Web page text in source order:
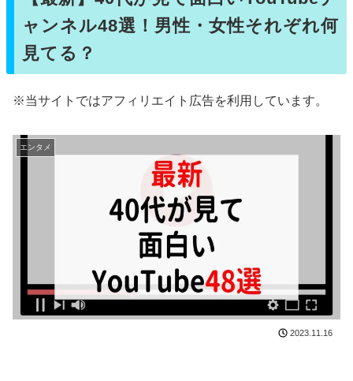
ャンネル48選！男性・女性それぞれ何
見てる？
※当サイトではアフィリエイト広告を利用しています。
エンタメ
2023.11.16